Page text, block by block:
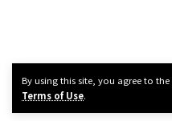
By using this site, you agree to the
Terms of Use.